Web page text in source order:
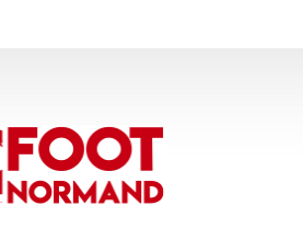
AC
Rousseau, les « Bézots »...